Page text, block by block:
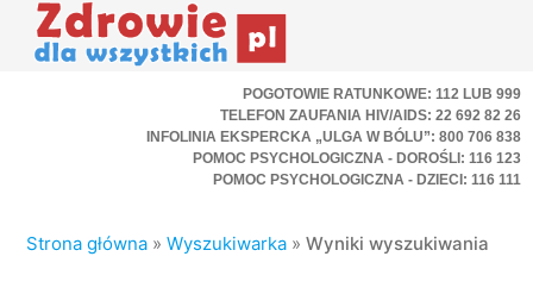
POGOTOWIE RATUNKOWE: 112 LUB 999
TELEFON ZAUFANIA HIV/AIDS: 22 692 82 26
INFOLINIA EKSPERCKA „ULGA W BÓLU”: 800 706 838
POMOC PSYCHOLOGICZNA - DOROŚLI: 116 123
POMOC PSYCHOLOGICZNA - DZIECI: 116 111
Strona główna »Wyszukiwarka »Wyniki wyszukiwania